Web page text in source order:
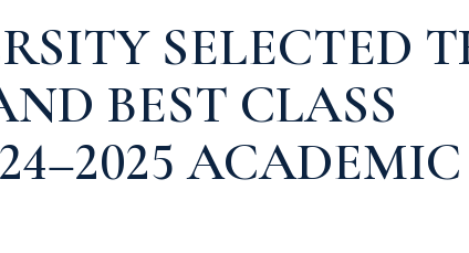
SELECTED
BEST CLASS
ACADEMIC